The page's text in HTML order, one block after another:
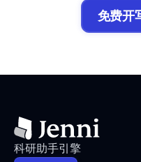
免费开
科研助手引擎